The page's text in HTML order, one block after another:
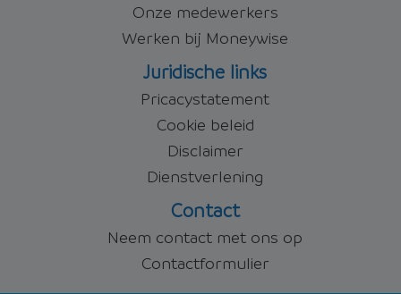
Onze medewerkers
Werken bij Moneywise
Juridische links
Pricacystatement
Cookie beleid
Disclaimer
Dienstverlening
Contact
Neem contact met ons op
Contactformulier